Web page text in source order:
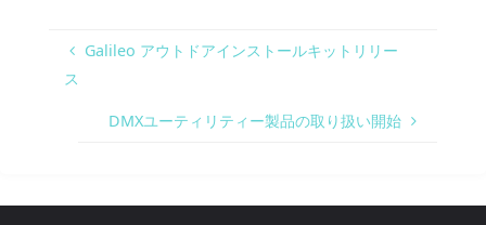
Galileo アウトドアインストールキットリリー
ス
DMXユーティリティー製品の取り扱い開始